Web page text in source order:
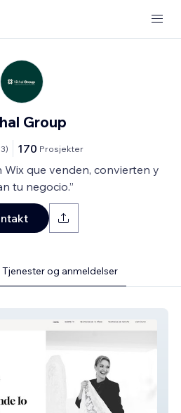
Group
) 170 Prosjekter
Wix que venden, convierten y
tu negocio.”
Tjenester og anmeldelser